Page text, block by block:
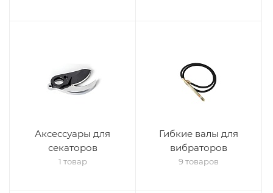
Аксессуары для
секаторов
1 товар
Гибкие валы для
вибраторов
9 товаров